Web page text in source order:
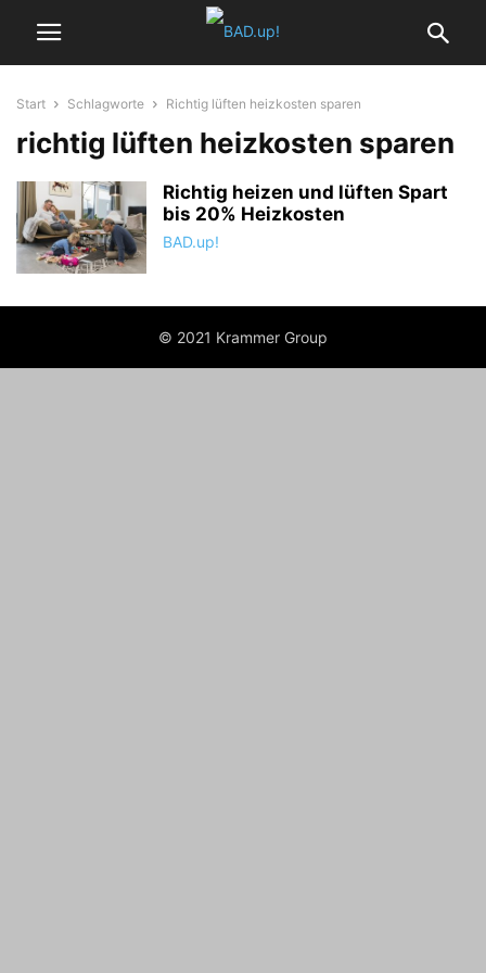
Start Schlagworte Richtig lüften heizkosten sparen
richtig lüften heizkosten sparen
Richtig heizen und lüften Spart
bis 20% Heizkosten
BAD.up!
© 2021 Krammer Group